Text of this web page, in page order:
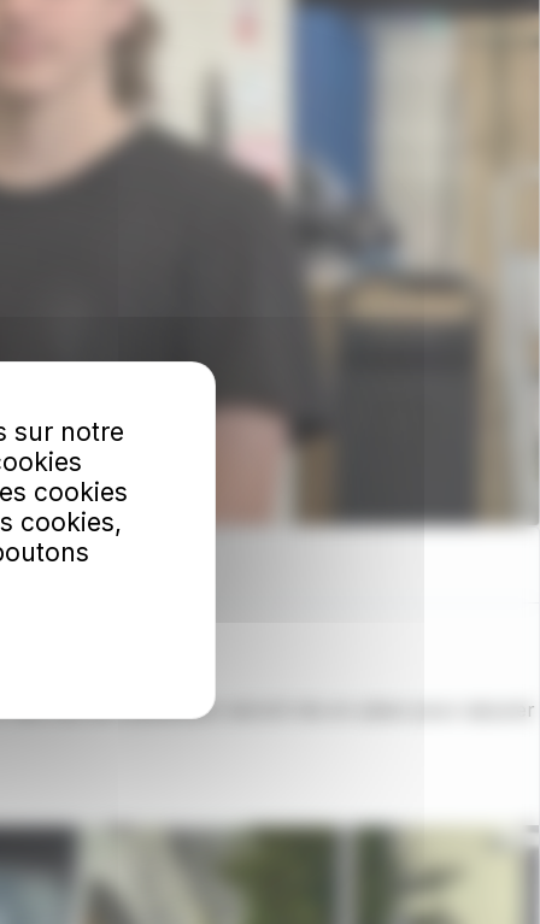
bus de substitution seront mis en place pour assurer
sur notre
cookies
cookies,